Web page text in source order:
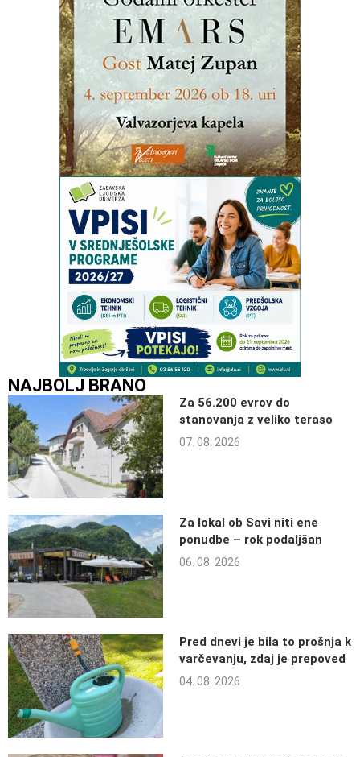
NAJBOLJ BRANO
Za 56.200 evrov do
stanovanja z veliko teraso
07. 08. 2026
Za lokal ob Savi niti ene
ponudbe – rok podaljšan
06. 08. 2026
Pred dnevi je bila to prošnja k
varčevanju, zdaj je prepoved
04. 08. 2026